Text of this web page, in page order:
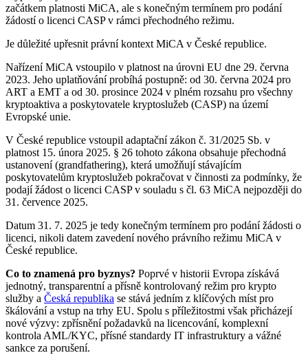
Přechodné období MiCA pro CASP v České
republice
Přechod na MiCA: jak připravit byznys
Co je to grandfathering a jak ho použít?
Přechod startupu a malého byznysu: hlavní body
Rizika a sankce MiCA v České republice
Rizika nerespektování MiCA pro kryptobyznys
Povinnosti vedoucího byznysu 2025
Práva investorů a spotřebitelů
MiCA a AML pro kryptobyznys
Vliv MiCA na AML/KYC v České republice
Zavádění AML politik: praktické rady
AML pro přeshraniční a DeFi operace
začátkem platnosti MiCA, ale s konečným termínem pro podání
žádostí o licenci CASP v rámci přechodného režimu.
Je důležité upřesnit právní kontext MiCA v České republice.
Nařízení MiCA vstoupilo v platnost na úrovni EU dne 29. června
2023. Jeho uplatňování probíhá postupně: od 30. června 2024 pro
ART a EMT a od 30. prosince 2024 v plném rozsahu pro všechny
kryptoaktiva a poskytovatele kryptoslužeb (CASP) na území
Evropské unie.
V České republice vstoupil adaptační zákon č. 31/2025 Sb. v
platnost 15. února 2025. § 26 tohoto zákona obsahuje přechodná
ustanovení (grandfathering), která umožňují stávajícím
poskytovatelům kryptoslužeb pokračovat v činnosti za podmínky, že
podají žádost o licenci CASP v souladu s čl. 63 MiCA nejpozději do
31. července 2025.
Datum 31. 7. 2025 je tedy konečným termínem pro podání žádosti o
licenci, nikoli datem zavedení nového právního režimu MiCA v
České republice.
Co to znamená pro byznys? Poprvé v historii Evropa získává
jednotný, transparentní a přísně kontrolovaný režim pro krypto
služby a Česká republika se stává jedním z klíčových míst pro
škálování a vstup na trhy EU. Spolu s příležitostmi však přicházejí
nové výzvy: zpřísnění požadavků na licencování, komplexní
kontrola AML/KYC, přísné standardy IT infrastruktury a vážné
sankce za porušení.